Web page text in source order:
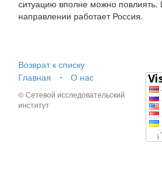
ситуацию вполне можно
направлении работает Россия.
Возврат к списку
Главная
⋅ О нас
© Сетевой исследовательский
институт